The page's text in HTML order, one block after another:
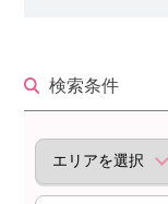
検索条件